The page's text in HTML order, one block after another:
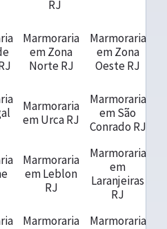
RJ
Marmoraria
em Zona
Norte RJ
Marmoraria
em Zona
Oeste RJ
Marmoraria
em Urca RJ
Marmoraria
em São
Conrado RJ
Marmoraria
em Leblon
RJ
Marmoraria
em
Laranjeiras
RJ
Marmoraria
Marmoraria